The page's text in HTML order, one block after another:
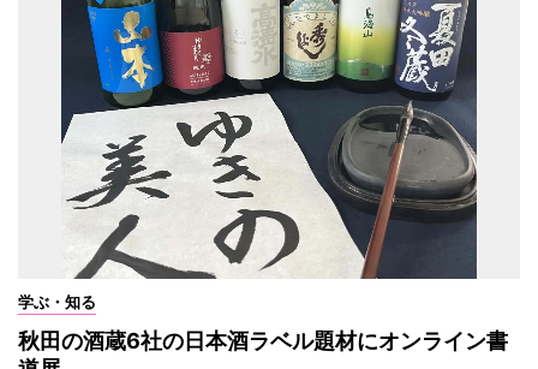
学ぶ・知る
秋田の酒蔵6社の日本酒ラベル題材にオンライン書